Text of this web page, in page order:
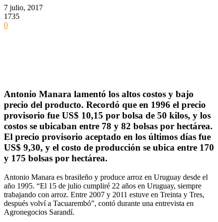
7 julio, 2017
1735
0
Antonio Manara lamentó los altos costos y bajo
precio del producto. Recordó que en 1996 el precio
provisorio fue US$ 10,15 por bolsa de 50 kilos, y los
costos se ubicaban entre 78 y 82 bolsas por hectárea.
El precio provisorio aceptado en los últimos días fue
US$ 9,30, y el costo de producción se ubica entre 170
y 175 bolsas por hectárea.
Antonio Manara es brasileño y produce arroz en Uruguay desde el
año 1995. “El 15 de julio cumpliré 22 años en Uruguay, siempre
trabajando con arroz. Entre 2007 y 2011 estuve en Treinta y Tres,
después volví a Tacuarembó”, contó durante una entrevista en
Agronegocios Sarandí.